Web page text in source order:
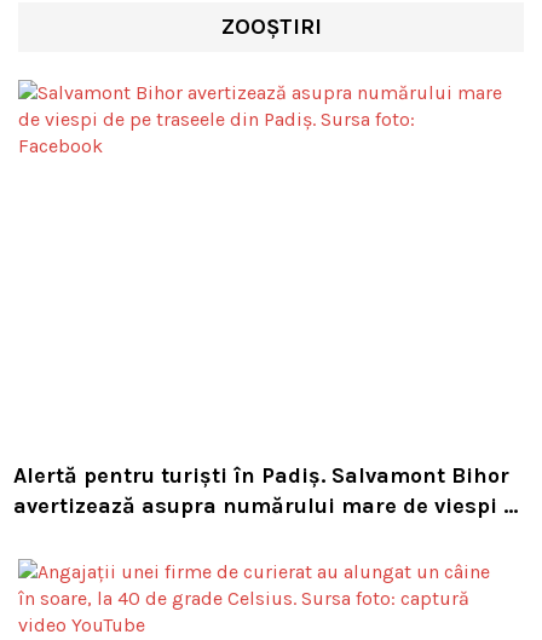
ZOOȘTIRI
Alertă pentru turiști în Padiș. Salvamont Bihor
avertizează asupra numărului mare de viespi de